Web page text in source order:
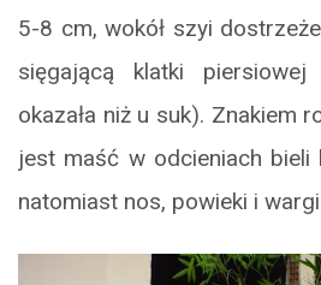
5-8 cm, wokół szyi
sięgającą klatki
okazała niż u suk). Znakiem
jest maść w odcieniach bieli
natomiast nos, powieki i